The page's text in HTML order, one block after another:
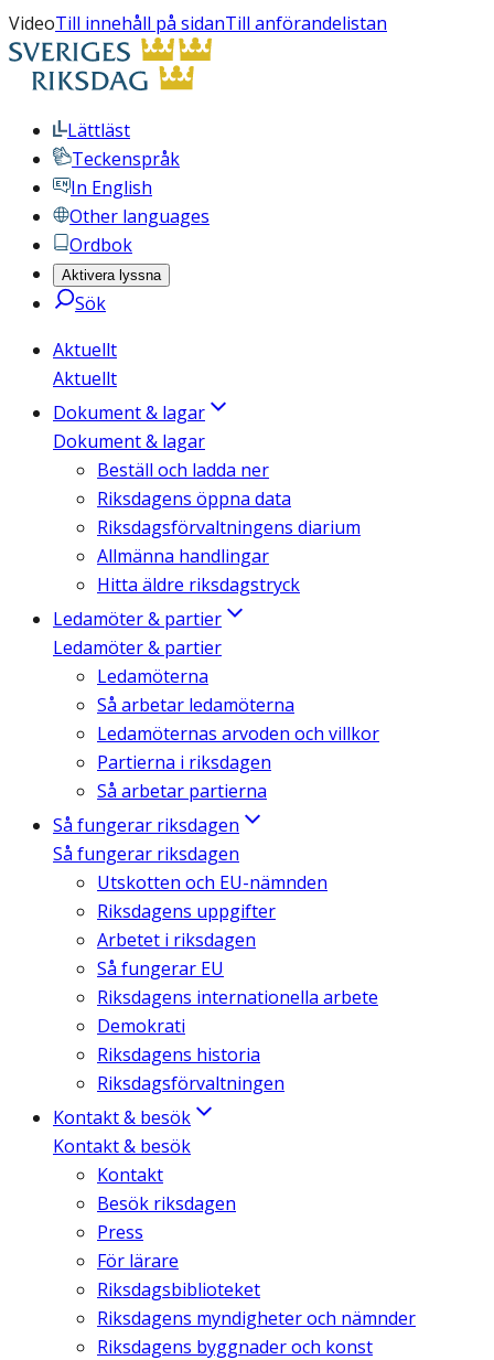
VideoTill innehåll på sidanTill anförandelistan
Lättläst
Teckenspråk
In English
Other languages
Ordbok
Aktivera lyssna
Sök
Aktuellt
Aktuellt
Dokument & lagar
Dokument & lagar
Beställ och ladda ner
Riksdagens öppna data
Riksdagsförvaltningens diarium
Allmänna handlingar
Hitta äldre riksdagstryck
Ledamöter & partier
Ledamöter & partier
Ledamöterna
Så arbetar ledamöterna
Ledamöternas arvoden och villkor
Partierna i riksdagen
Så arbetar partierna
Så fungerar riksdagen
Så fungerar riksdagen
Utskotten och EU-nämnden
Riksdagens uppgifter
Arbetet i riksdagen
Så fungerar EU
Riksdagens internationella arbete
Demokrati
Riksdagens historia
Riksdagsförvaltningen
Kontakt & besök
Kontakt & besök
Kontakt
Besök riksdagen
Press
För lärare
Riksdagsbiblioteket
Riksdagens myndigheter och nämnder
Riksdagens byggnader och konst